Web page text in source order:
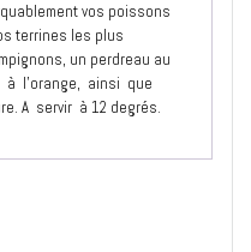
vos poissons
terrines les plus
un perdreau au
l’orange, ainsi que
A servir à 12 degrés.